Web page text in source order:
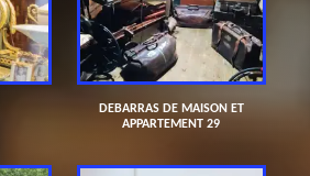
DEBARRAS DE MAISON ET
APPARTEMENT 29